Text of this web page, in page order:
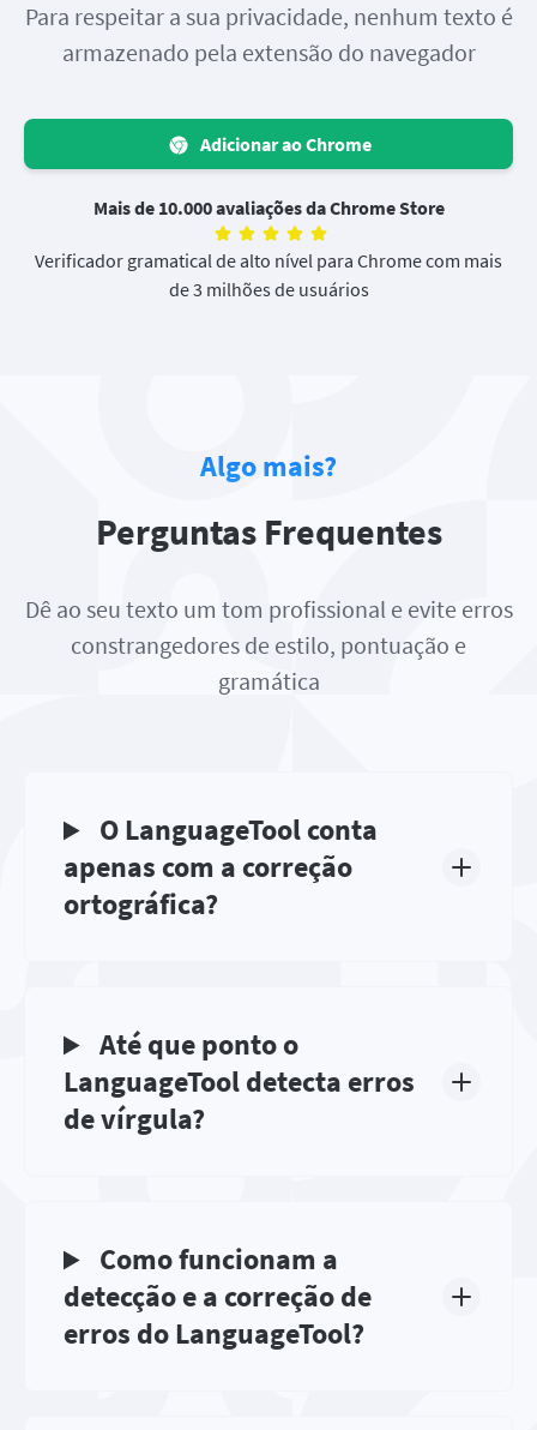
Para respeitar a sua privacidade, nenhum texto é
armazenado pela extensão do navegador
Adicionar ao Chrome
Mais de 10.000 avaliações da Chrome Store
Verificador gramatical de alto nível para Chrome com mais
de 3 milhões de usuários
Algo mais?
Perguntas Frequentes
Dê ao seu texto um tom profissional e evite erros
constrangedores de estilo, pontuação e
gramática
O LanguageTool conta
apenas com a correção
ortográfica?
Até que ponto o
LanguageTool detecta erros
de vírgula?
Como funcionam a
detecção e a correção de
erros do LanguageTool?